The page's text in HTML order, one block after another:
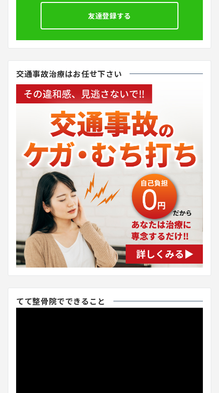
友達登録する
交通事故治療はお任せ下さい
てて整骨院でできること